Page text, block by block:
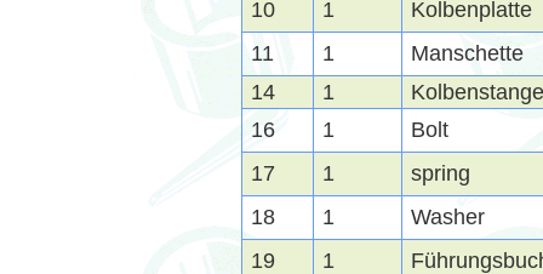
10
1
Kolbenplatte
11
1
Manschette
14
1
16
1
Bolt
17
1
spring
18
1
Washer
19
1